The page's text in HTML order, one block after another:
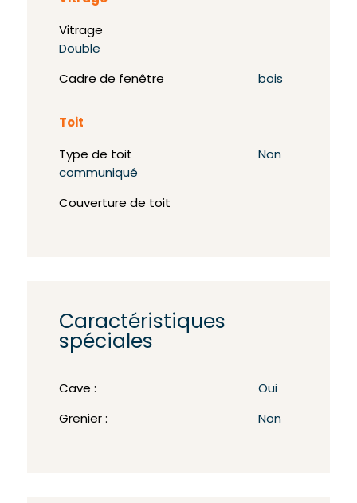
Vitrage
Double
Cadre de fenêtre bois
Toit
Type de toit
Non
communiqué
Couverture de toit
Caractéristiques
spéciales
Cave : Oui
Grenier : Non